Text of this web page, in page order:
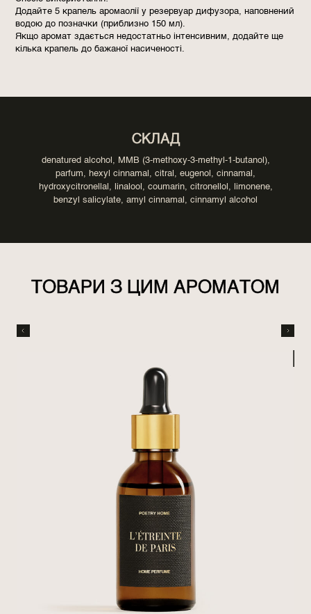
Додайте 5 крапель аромаолії у резервуар дифузора, наповнений
водою до позначки (приблизно 150 мл).
Якщо аромат здається недостатньо інтенсивним, додайте ще
кілька крапель до бажаної насиченості.
СКЛАД
denatured alcohol, MMB (3-methoxy-3-methyl-1-butanol),
parfum, hexyl cinnamal, citral, eugenol, cinnamal,
hydroxycitronellal, linalool, coumarin, citronellol, limonene,
benzyl salicylate, amyl cinnamal, cinnamyl alcohol
ТОВАРИ З ЦИМ АРОМАТОМ